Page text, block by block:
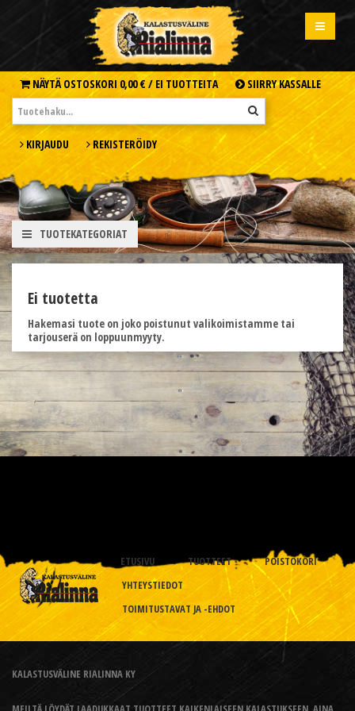
NÄYTÄ OSTOSKORI 0,00 € / EI TUOTTEITA SIIRRY KASSALLE
KIRJAUDU REKISTERÖIDY
TUOTEKATEGORIAT
Ei tuotetta
Hakemasi tuote on joko poistunut valikoimistamme tai
tarjouserä on loppuunmyyty.
ETUSIVU TUOTTEET
POISTOKORI
YHTEYSTIEDOT
TOIMITUSTAVAT JA -EHDOT
KALASTUSVÄLINE RIALINNA KY